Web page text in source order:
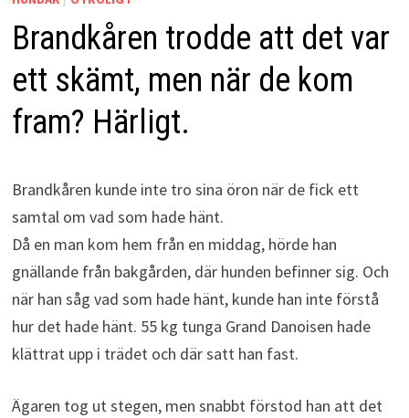
Brandkåren trodde att det var
ett skämt, men när de kom
fram? Härligt.
Brandkåren kunde inte tro sina öron när de fick ett
samtal om vad som hade hänt.
Då en man kom hem från en middag, hörde han
gnällande från bakgården, där hunden befinner sig. Och
när han såg vad som hade hänt, kunde han inte förstå
hur det hade hänt. 55 kg tunga Grand Danoisen hade
klättrat upp i trädet och där satt han fast.
Ägaren tog ut stegen, men snabbt förstod han att det